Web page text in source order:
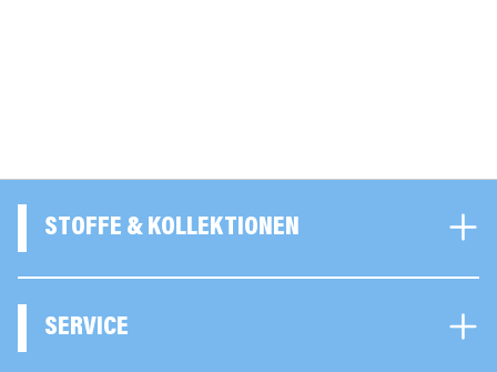
STOFFE & KOLLEKTIONEN
SERVICE